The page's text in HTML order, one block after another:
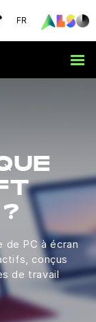
FR
de PC à écran
conçus
de travail